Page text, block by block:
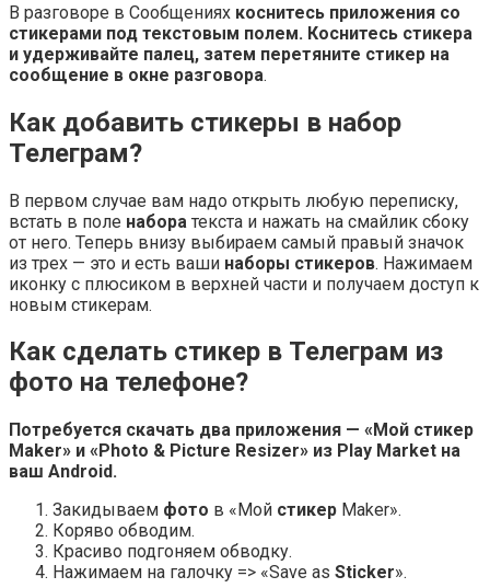
В разговоре в Сообщениях коснитесь приложения со
стикерами под текстовым полем. Коснитесь стикера
и удерживайте палец, затем перетяните стикер на
сообщение в окне разговора.
Как добавить стикеры в набор
Телеграм?
В первом случае вам надо открыть любую переписку,
встать в поле набора текста и нажать на смайлик сбоку
от него. Теперь внизу выбираем самый правый значок
из трех — это и есть ваши наборы стикеров. Нажимаем
иконку с плюсиком в верхней части и получаем доступ к
новым стикерам.
Как сделать стикер в Телеграм из
фото на телефоне?
Потребуется скачать два приложения — «Мой стикер
Maker» и «Photo & Picture Resizer» из Play Market на
ваш Android.
Закидываем фото в «Мой стикер Maker».
Коряво обводим.
Красиво подгоняем обводку.
Нажимаем на галочку => «Save as Sticker».